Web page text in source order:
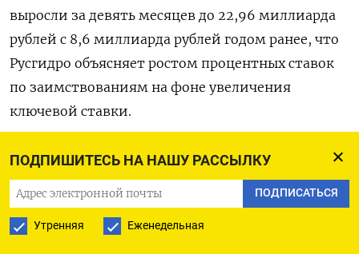
ПОДПИШИТЕСЬ НА НАШУ РАССЫЛКУ
ПОДПИСАТЬСЯ
Утренняя Еженедельная
выросли за девять месяцев до 22,96 миллиарда
рублей с 8,6 миллиарда рублей годом ранее, что
Русгидро объясняет ростом процентных ставок
по заимствованиям на фоне увеличения
ключевой ставки.
В финансовые расходы компания добавила
также рост стоимости беспоставочного
форварда на свои акции по контракту с ВТБ на
14,7 миллиарда рублей.